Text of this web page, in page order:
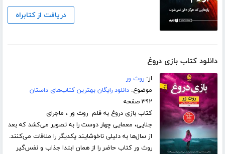
دریافت از کتابراه
دانلود کتاب بازی دروغ
از:روث ور
موضوع:دانلود رایگان بهترین کتاب‌های داستان
۳۹۲ صفحه
کتاب بازی دروغ به قلم روث ور ، ماجرای
جنایی، معمایی چهار دوست را به تصویر می‌کشد که بعد
از سال‌ها به دلیلی ناخوشایند یکدیگر را ملاقات می‌کنند.
روث ور کتاب حاضر را از همان ابتدا جذاب و نفس‌گیر